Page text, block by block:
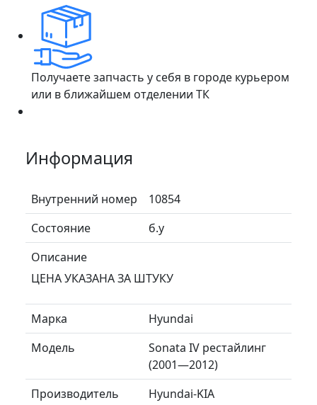
Получаете запчасть у себя в городе курьером
или в ближайшем отделении ТК
Информация
Внутренний номер
10854
Состояние
б.у
Описание
ЦЕНА УКАЗАНА ЗА ШТУКУ
Марка
Hyundai
Модель
Sonata IV рестайлинг
(2001—2012)
Производитель
Hyundai-KIA